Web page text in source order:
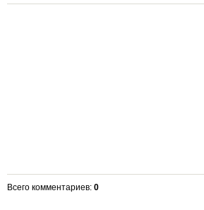
Всего комментариев: 0